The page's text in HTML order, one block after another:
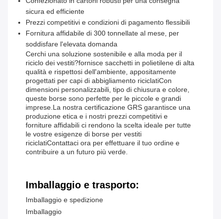
sicura ed efficiente
Prezzi competitivi e condizioni di pagamento flessibili
Fornitura affidabile di 300 tonnellate al mese, per
soddisfare l'elevata domanda
Cerchi una soluzione sostenibile e alla moda per il
riciclo dei vestiti?fornisce sacchetti in polietilene di alta
qualità e rispettosi dell'ambiente, appositamente
progettati per capi di abbigliamento riciclatiCon
dimensioni personalizzabili, tipo di chiusura e colore,
queste borse sono perfette per le piccole e grandi
imprese.La nostra certificazione GRS garantisce una
produzione etica e i nostri prezzi competitivi e
forniture affidabili ci rendono la scelta ideale per tutte
le vostre esigenze di borse per vestiti
riciclatiContattaci ora per effettuare il tuo ordine e
contribuire a un futuro più verde.
Imballaggio e trasporto:
Imballaggio e spedizione
Imballaggio